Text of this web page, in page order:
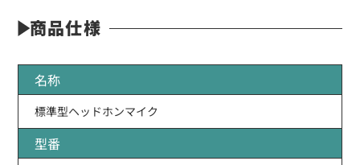
商品仕様
名称
標準型ヘッドホンマイク
型番